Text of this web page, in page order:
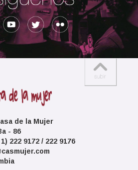
de la Mujer
- 86
222 9172 / 222 9176